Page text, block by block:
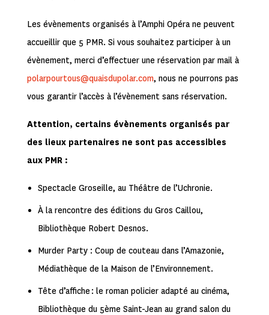
Les évènements organisés à l’Amphi Opéra ne peuvent
accueillir que 5 PMR. Si vous souhaitez participer à un
évènement, merci d’effectuer une réservation par mail à
polarpourtous@quaisdupolar.com, nous ne pourrons pas
vous garantir l’accès à l’évènement sans réservation.
Attention, certains évènements organisés par
des lieux partenaires ne sont pas accessibles
aux PMR :
Spectacle Groseille, au Théâtre de l’Uchronie.
À la rencontre des éditions du Gros Caillou,
Bibliothèque Robert Desnos.
Murder Party : Coup de couteau dans l’Amazonie,
Médiathèque de la Maison de l’Environnement.
Tête d’affiche : le roman policier adapté au cinéma,
Bibliothèque du 5ème Saint-Jean au grand salon du